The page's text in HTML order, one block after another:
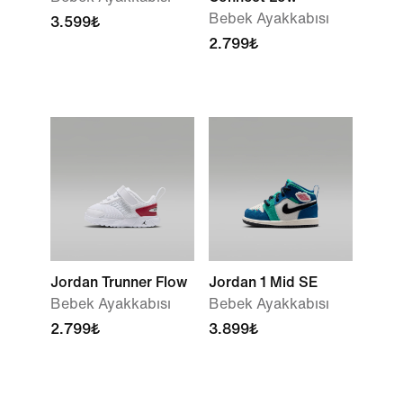
3.599₺
Bebek Ayakkabısı
2.799₺
Jordan Trunner Flow
Bebek Ayakkabısı
2.799₺
Jordan 1 Mid SE
Bebek Ayakkabısı
3.899₺